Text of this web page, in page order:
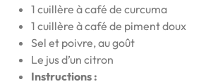
1 cuillère à café de curcuma
1 cuillère à café de piment doux
Sel et poivre, au goût
Le jus d’un citron
Instructions :